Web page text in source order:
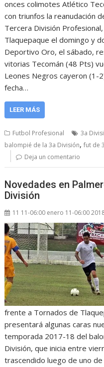
onces colimotes Atlético
con triunfos la reanudación
Tercera División
Tlaquepaque el domingo y
Deportivo Oro, el sábado,
vitorias Tecomán (48 Pts)
Leones Negros cayeron (1-
fecha…
LEER MÁS
Futbol Profesional 3a
balompié de la 3a División,fut de
Deja un comentario
Novedades en
División
11 11-06:00 enero 11-06:00
frente a Tornados de
presentará algunas caras
temporada 2017-18 del
División, que inicia entre
trascendido luego de uno